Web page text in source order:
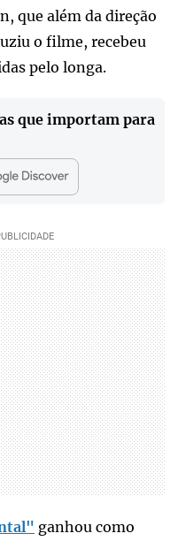
que além da direção
o filme, recebeu
pelo longa.
que importam para
ganhou como